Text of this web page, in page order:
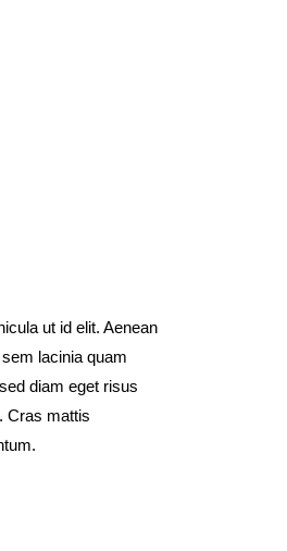
ut id elit. Aenean
lacinia quam
diam eget risus
Cras mattis